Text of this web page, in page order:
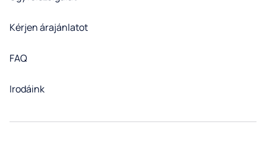
Kérjen árajánlatot
FAQ
Irodáink